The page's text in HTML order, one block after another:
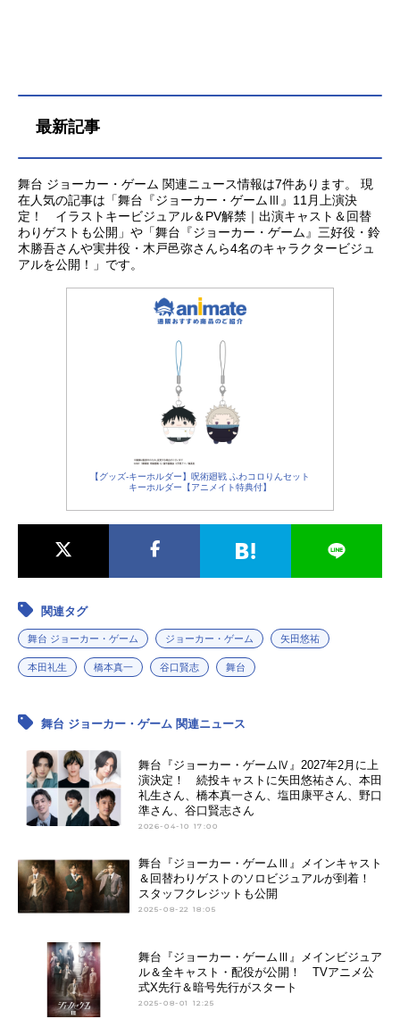
最新記事
舞台 ジョーカー・ゲーム 関連ニュース情報は7件あります。 現
在人気の記事は「舞台『ジョーカー・ゲームⅢ』11月上演決
定！ イラストキービジュアル＆PV解禁｜出演キャスト＆回替
わりゲストも公開」や「舞台『ジョーカー・ゲーム』三好役・鈴
木勝吾さんや実井役・木戸邑弥さんら4名のキャラクタービジュ
アルを公開！」です。
【グッズ-キーホルダー】呪術廻戦 ふわコロりんセット
キーホルダー【アニメイト特典付】
関連タグ
舞台 ジョーカー・ゲーム ジョーカー・ゲーム 矢田悠祐
本田礼生 橋本真一 谷口賢志 舞台
舞台 ジョーカー・ゲーム 関連ニュース
舞台『ジョーカー・ゲームⅣ』2027年2月に上
演決定！ 続投キャストに矢田悠祐さん、本田
礼生さん、橋本真一さん、塩田康平さん、野口
準さん、谷口賢志さん
2026-04-10 17:00
舞台『ジョーカー・ゲームⅢ』メインキャスト
＆回替わりゲストのソロビジュアルが到着！
スタッフクレジットも公開
2025-08-22 18:05
舞台『ジョーカー・ゲームⅢ』メインビジュア
ル＆全キャスト・配役が公開！ TVアニメ公
式X先行＆暗号先行がスタート
2025-08-01 12:25